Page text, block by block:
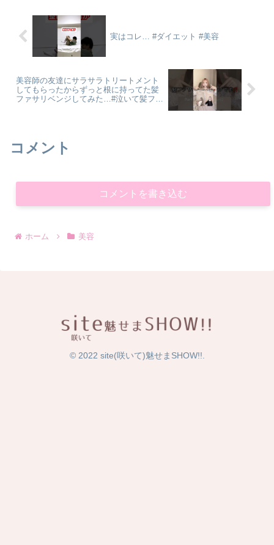
実はコレ… #ダイエット #美容
美容師の友達にサラサラトリートメント
してもらったからずっと根に持ってた髪
ファサリベンジしてみた…#泣いて髪ファ
コメント
コメントを書き込む
ホーム 美容
© 2022 site(咲いて)魅せまSHOW!!.